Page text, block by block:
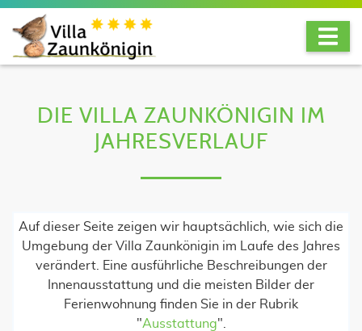
DIE VILLA ZAUNKÖNIGIN IM
JAHRESVERLAUF
Auf dieser Seite zeigen wir hauptsächlich, wie sich die
Umgebung der Villa Zaunkönigin im Laufe des Jahres
verändert. Eine ausführliche Beschreibungen der
Innenausstattung und die meisten Bilder der
Ferienwohnung finden Sie in der Rubrik
"Ausstattung".